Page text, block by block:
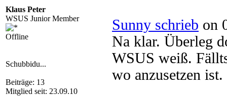
Klaus Peter
WSUS Junior Member
Offline
Schubbidu...
Beiträge: 13
Mitglied seit: 23.09.10
Sunny schrieb on
Na klar. Überleg
WSUS weiß.
wo anzusetzen